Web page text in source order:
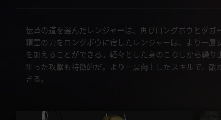
伝承の道を選んだレンジャーは、再びロングボウとダガ
精霊の力をロングボウに宿したレンジャーは、より一
を加えることができる。軽々とした身のこなしから繰
狙った攻撃も特徴的だ。より一層向上したスキルで、
きる。